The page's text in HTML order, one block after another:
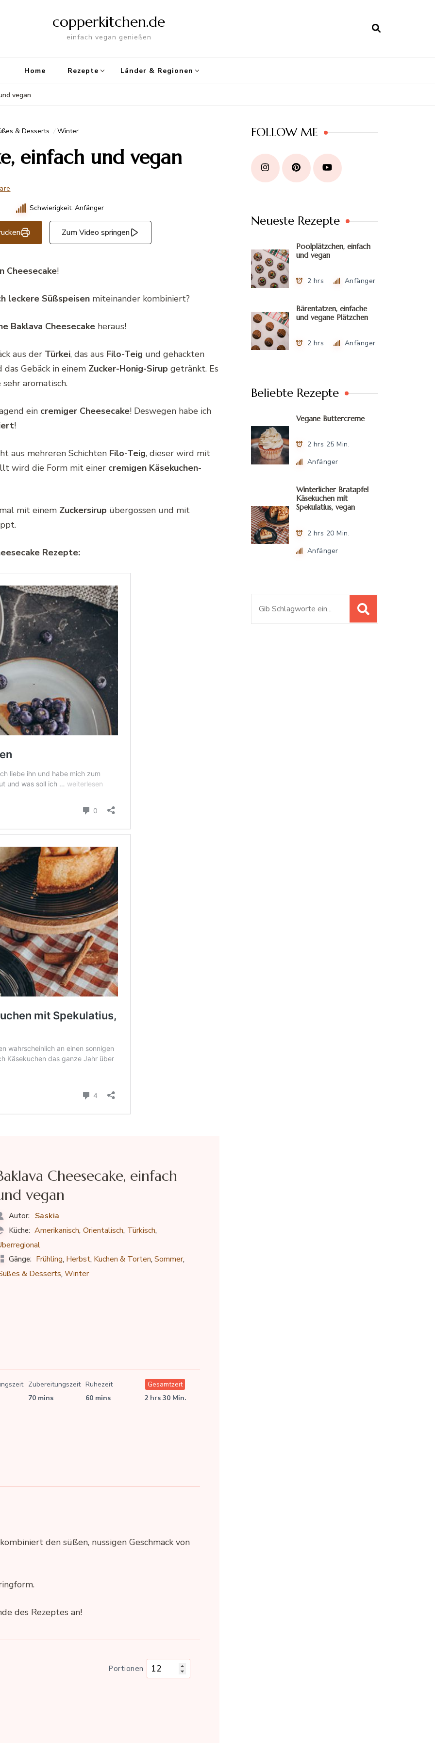
copperkitchen.de
einfach vegan genießen
Home Rezepte Länder & Regionen
vegan
& Desserts Winter
einfach und vegan
Schwierigkeit: Anfänger
Zum Video springen
Cheesecake!
leckere Süßspeisen miteinander kombiniert?
Baklava Cheesecake heraus!
aus der Türkei, das aus Filo-Teig und gehackten
Gebäck in einem Zucker-Honig-Sirup getränkt. Es
aromatisch.
ein cremiger Cheesecake! Deswegen habe ich
!
aus mehreren Schichten Filo-Teig, dieser wird mit
wird die Form mit einer cremigen Käsekuchen-
mit einem Zuckersirup übergossen und mit
Rezepte:
Cheesecake, einfach
vegan
Autor: Saskia
Küche: Amerikanisch, Orientalisch, Türkisch,
Gänge: Frühling, Herbst, Kuchen & Torten,Sommer,
& Desserts,Winter
Zubereitungszeit
70 mins
Ruhezeit
60 mins
Gesamtzeit
2 hrs 30 Min.
den süßen, nussigen Geschmack von
des Rezeptes an!
Portionen
FOLLOW ME
Neueste Rezepte
Poolplätzchen, einfach
und vegan
2 hrs Anfänger
Bärentatzen, einfache
und vegane Plätzchen
2 hrs Anfänger
Beliebte Rezepte
Vegane Buttercreme
2 hrs 25 Min.
Anfänger
Winterlicher Bratapfel
Käsekuchen mit
Spekulatius, vegan
2 hrs 20 Min.
Anfänger